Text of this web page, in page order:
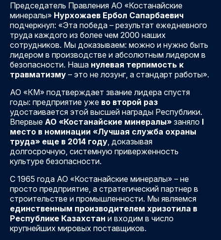
Председатель Правления АО «Костанайские
минералы» Нурхожаев Ербол Сапарбаевич
подчеркнул: «Эта победа – результат ежедневного
труда каждого из более чем 2000 наших
сотрудников. Мы доказываем: можно и нужно быть
лидером в производстве и абсолютным лидером в
безопасности. Наша нулевая терпимость к
травматизму – это не лозунг, а стандарт работы».
АО «КМ» подтверждает звание лидера спустя
годы: предприятие уже во второй раз
удостаивается этой высшей награды Республики.
Впервые АО «Костанайские минералы» заняло I
место в номинации «Лучшая служба охраны
труда» еще в 2014 году, доказывая
долгосрочную, системную приверженность
культуре безопасности.
С 1965 года АО «Костанайские минералы» – не
просто предприятие, а стратегический партнер в
строительстве и промышленности. Мы являемся
единственным производителем хризотила в
Республике Казахстан и входим в число
крупнейших мировых поставщиков.